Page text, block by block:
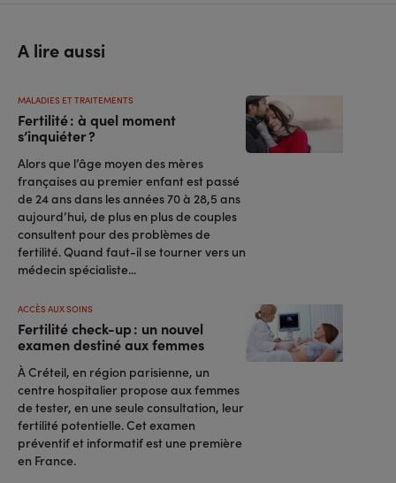
A lire aussi
Fertilité : à quel moment
s’inquiéter ?
MALADIES ET TRAITEMENTS
Alors que l’âge moyen des mères
françaises au premier enfant est passé
de 24 ans dans les années 70 à 28,5 ans
aujourd’hui, de plus en plus de couples
consultent pour des problèmes de
fertilité. Quand faut-il se tourner vers un
médecin spécialiste...
Fertilité check-up : un nouvel
examen destiné aux femmes
ACCÈS AUX SOINS
À Créteil, en région parisienne, un
centre hospitalier propose aux femmes
de tester, en une seule consultation, leur
fertilité potentielle. Cet examen
préventif et informatif est une première
en France.